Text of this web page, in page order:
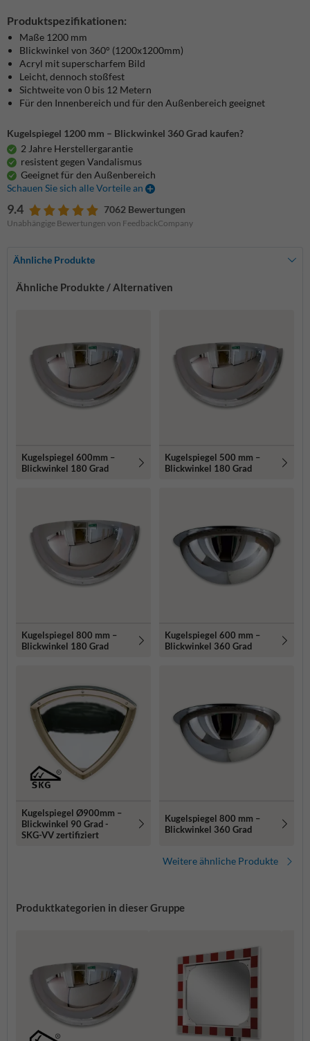
Produktspezifikationen:
Maße 1200 mm
Blickwinkel von 360° (1200x1200mm)
Acryl mit superscharfem Bild
Leicht, dennoch stoßfest
Sichtweite von 0 bis 12 Metern
Für den Innenbereich und für den Außenbereich geeignet
Kugelspiegel 1200 mm – Blickwinkel 360 Grad kaufen?
2 Jahre Herstellergarantie
resistent gegen Vandalismus
Geeignet für den Außenbereich
Schauen Sie sich alle Vorteile an
9.4 7062 Bewertungen
Unabhängige Bewertungen von FeedbackCompany
Ähnliche Produkte
Ähnliche Produkte / Alternativen
Kugelspiegel 600mm –
Blickwinkel 180 Grad
Kugelspiegel 500 mm –
Blickwinkel 180 Grad
Kugelspiegel 800 mm –
Blickwinkel 180 Grad
Kugelspiegel 600 mm –
Blickwinkel 360 Grad
Kugelspiegel Ø900mm –
Blickwinkel 90 Grad -
SKG-VV zertifiziert
Kugelspiegel 800 mm –
Blickwinkel 360 Grad
Weitere ähnliche Produkte
Produktkategorien in dieser Gruppe